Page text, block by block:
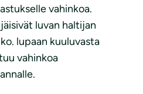
vahinkoa.
luvan haltijan
lupaan kuuluvasta
vahinkoa